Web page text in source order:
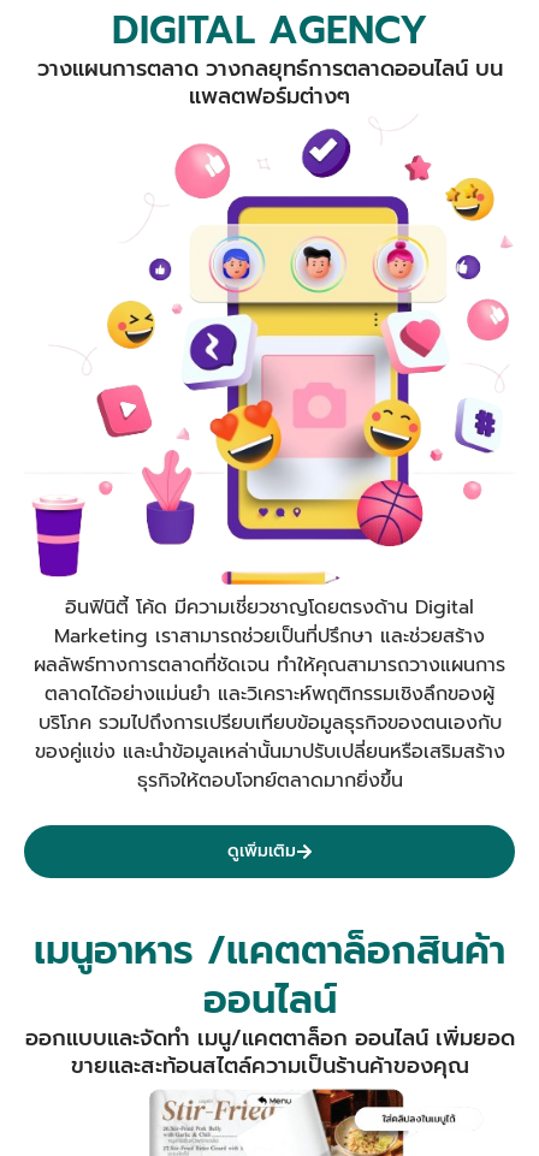
DIGITAL AGENCY
วางแผนการตลาด วางกลยุทธ์การตลาดออนไลน์ บน
แพลตฟอร์มต่างๆ
อินฟินิตี้ โค้ด มีความเชี่ยวชาญโดยตรงด้าน Digital
Marketing เราสามารถช่วยเป็นที่ปรึกษา และช่วยสร้าง
ผลลัพธ์ทางการตลาดที่ชัดเจน ทำให้คุณสามารถวางแผนการ
ตลาดได้อย่างแม่นยำ และวิเคราะห์พฤติกรรมเชิงลึกของผู้
บริโภค รวมไปถึงการเปรียบเทียบข้อมูลธุรกิจของตนเองกับ
ของคู่แข่ง และนำข้อมูลเหล่านั้นมาปรับเปลี่ยนหรือเสริมสร้าง
ธุรกิจให้ตอบโจทย์ตลาดมากยิ่งขึ้น
ดูเพิ่มเติม
เมนูอาหาร /แคตตาล็อกสินค้า
ออนไลน์
ออกแบบและจัดทำ เมนู/แคตตาล็อก ออนไลน์ เพิ่มยอด
ขายและสะท้อนสไตล์ความเป็นร้านค้าของคุณ